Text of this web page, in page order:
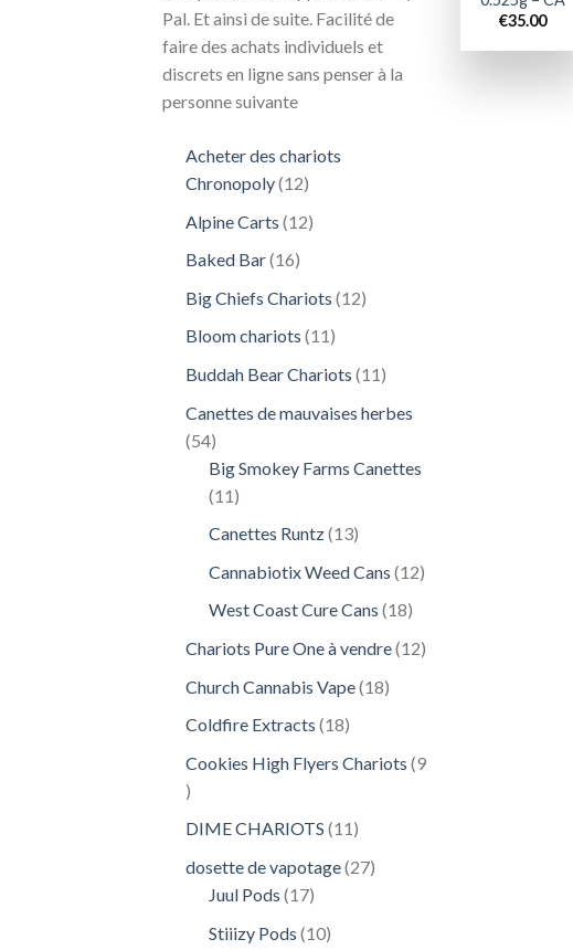
Pal. Et ainsi de suite. Facilité de
faire des achats individuels et
discrets en ligne sans penser à la
personne suivante
Acheter des chariots
Chronopoly 1212
Alpine Carts 1212
Baked Bar 1616
Big Chiefs Chariots 1212
Bloom chariots 1111
Buddah Bear Chariots 1111
Canettes de mauvaises herbes
5454
produits
Big Smokey Farms Canettes
11 11
Canettes Runtz 1313
Cannabiotix Weed Cans 1212
West Coast Cure Cans 1818
Chariots Pure One à vendre 1212
Church Cannabis Vape 1818
Coldfire Extracts 1818
Cookies High Flyers Chariots 9
9
DIME CHARIOTS 1111
dosette de vapotage 2727
Juul Pods 1717
Stiiizy Pods 1010
€35.00